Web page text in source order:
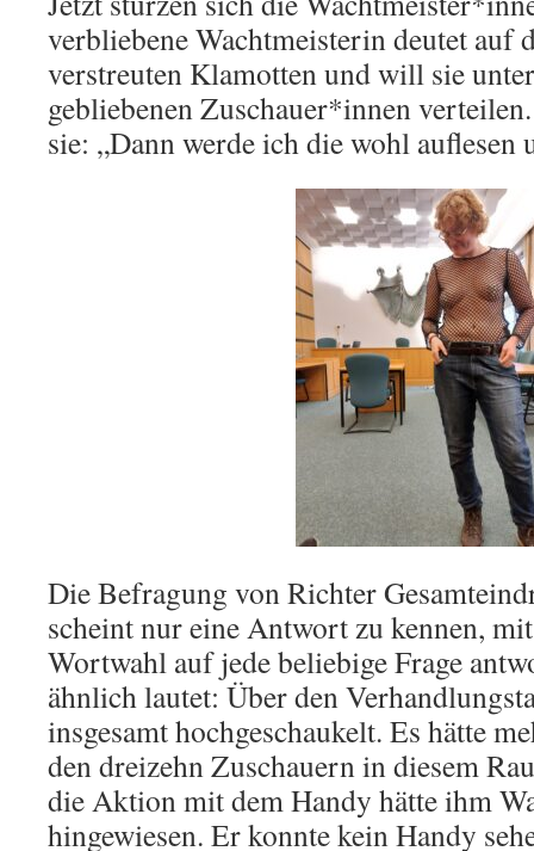
verbliebene Wachtmeisterin deutet auf
verstreuten Klamotten und will sie
gebliebenen Zuschauer*innen
sie: „Dann werde ich die wohl auflesen
Die Befragung von Richter
scheint nur eine Antwort zu kennen,
Wortwahl auf jede beliebige Frage
ähnlich lautet: Über den
insgesamt hochgeschaukelt. Es hätte
den dreizehn Zuschauern in diesem
die Aktion mit dem Handy hätte ihm
hingewiesen. Er konnte kein Handy